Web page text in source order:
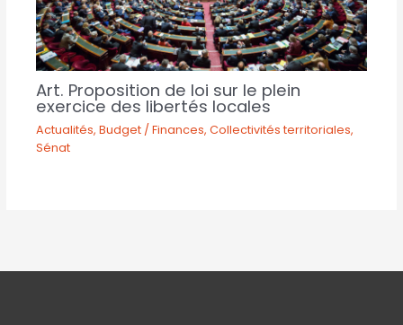
Art. Proposition de loi sur le plein
exercice des libertés locales
Actualités,Budget / Finances,Collectivités territoriales,
Sénat